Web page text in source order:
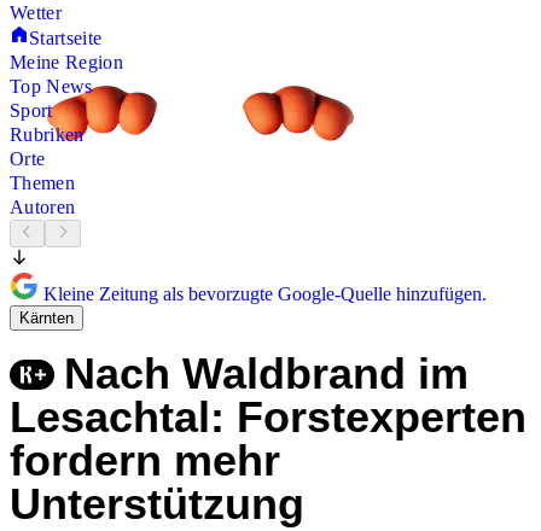
Wetter
Startseite
Meine Region
Top News
Sport
Rubriken
Orte
Themen
Autoren
Kleine Zeitung als bevorzugte Google-Quelle hinzufügen.
Kärnten
Nach Waldbrand im
Lesachtal: Forstexperten
fordern mehr
Unterstützung